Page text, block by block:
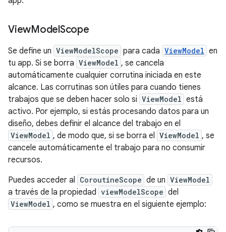
ViewModelScope
Se define un ViewModelScope para cada ViewModel en
tu app. Si se borra ViewModel , se cancela
automáticamente cualquier corrutina iniciada en este
alcance. Las corrutinas son útiles para cuando tienes
trabajos que se deben hacer solo si ViewModel está
activo. Por ejemplo, si estás procesando datos para un
diseño, debes definir el alcance del trabajo en el
ViewModel , de modo que, si se borra el ViewModel , se
cancele automáticamente el trabajo para no consumir
recursos.
Puedes acceder al CoroutineScope de un ViewModel
a través de la propiedad viewModelScope del
ViewModel , como se muestra en el siguiente ejemplo: